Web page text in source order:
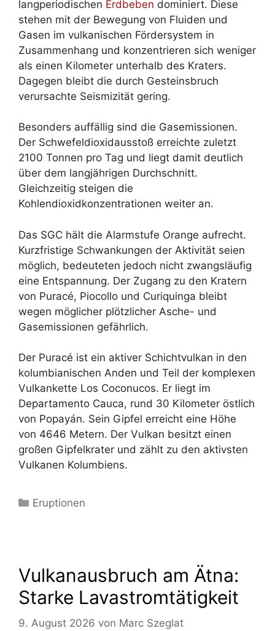
langperiodischen Erdbeben dominiert. Diese
stehen mit der Bewegung von Fluiden und
Gasen im vulkanischen Fördersystem in
Zusammenhang und konzentrieren sich weniger
als einen Kilometer unterhalb des Kraters.
Dagegen bleibt die durch Gesteinsbruch
verursachte Seismizität gering.
Besonders auffällig sind die Gasemissionen.
Der Schwefeldioxidausstoß erreichte zuletzt
2100 Tonnen pro Tag und liegt damit deutlich
über dem langjährigen Durchschnitt.
Gleichzeitig steigen die
Kohlendioxidkonzentrationen weiter an.
Das SGC hält die Alarmstufe Orange aufrecht.
Kurzfristige Schwankungen der Aktivität seien
möglich, bedeuteten jedoch nicht zwangsläufig
eine Entspannung. Der Zugang zu den Kratern
von Puracé, Piocollo und Curiquinga bleibt
wegen möglicher plötzlicher Asche- und
Gasemissionen gefährlich.
Der Puracé ist ein aktiver Schichtvulkan in den
kolumbianischen Anden und Teil der komplexen
Vulkankette Los Coconucos. Er liegt im
Departamento Cauca, rund 30 Kilometer östlich
von Popayán. Sein Gipfel erreicht eine Höhe
von 4646 Metern. Der Vulkan besitzt einen
großen Gipfelkrater und zählt zu den aktivsten
Vulkanen Kolumbiens.
Kategorien
Eruptionen
Vulkanausbruch am Ätna:
Starke Lavastromtätigkeit
9. August 2026 von Marc Szeglat